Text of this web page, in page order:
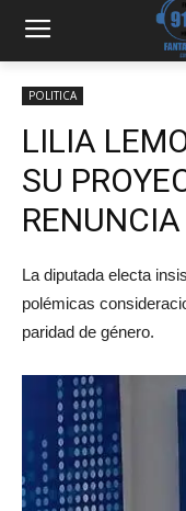
POLITICA
LILIA
SU
La diputada electa
polémicas
paridad de género.